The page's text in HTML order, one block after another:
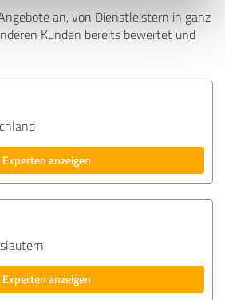
an, von Dienstleistern in ganz
Kunden bereits bewertet und
Experten anzeigen
Experten anzeigen